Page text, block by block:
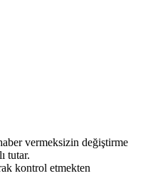
vermeksizin değiştirme
tutar.
kontrol etmekten